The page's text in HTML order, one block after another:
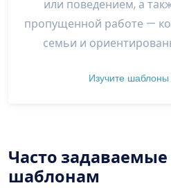
или поведением, а
пропущенной работе —
семьи и
Изучите
Часто
шаблонам